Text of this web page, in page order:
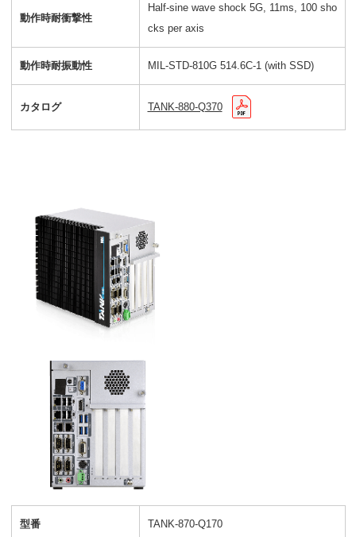
動作時耐衝撃性
Half-sine wave shock 5G, 11ms, 100 sho
cks per axis
動作時耐振動性 MIL-STD-810G 514.6C-1 (with SSD)
カタログ TANK-880-Q370
型番 TANK-870-Q170